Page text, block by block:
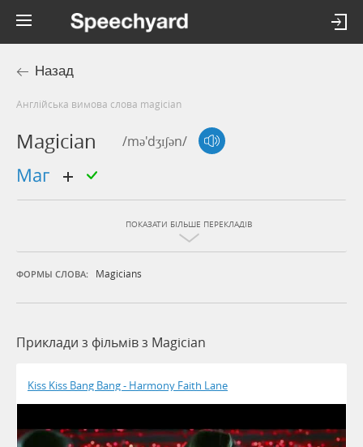
Назад
Англійська вимова слова magician
Magician /mə'dʒɪʃən/
маг
ПОКАЗАТИ БІЛЬШЕ ПЕРЕКЛАДІВ
ФОРМЫ СЛОВА: Magicians
Приклади з фільмів з Magician
Kiss Kiss Bang Bang - Harmony Faith Lane